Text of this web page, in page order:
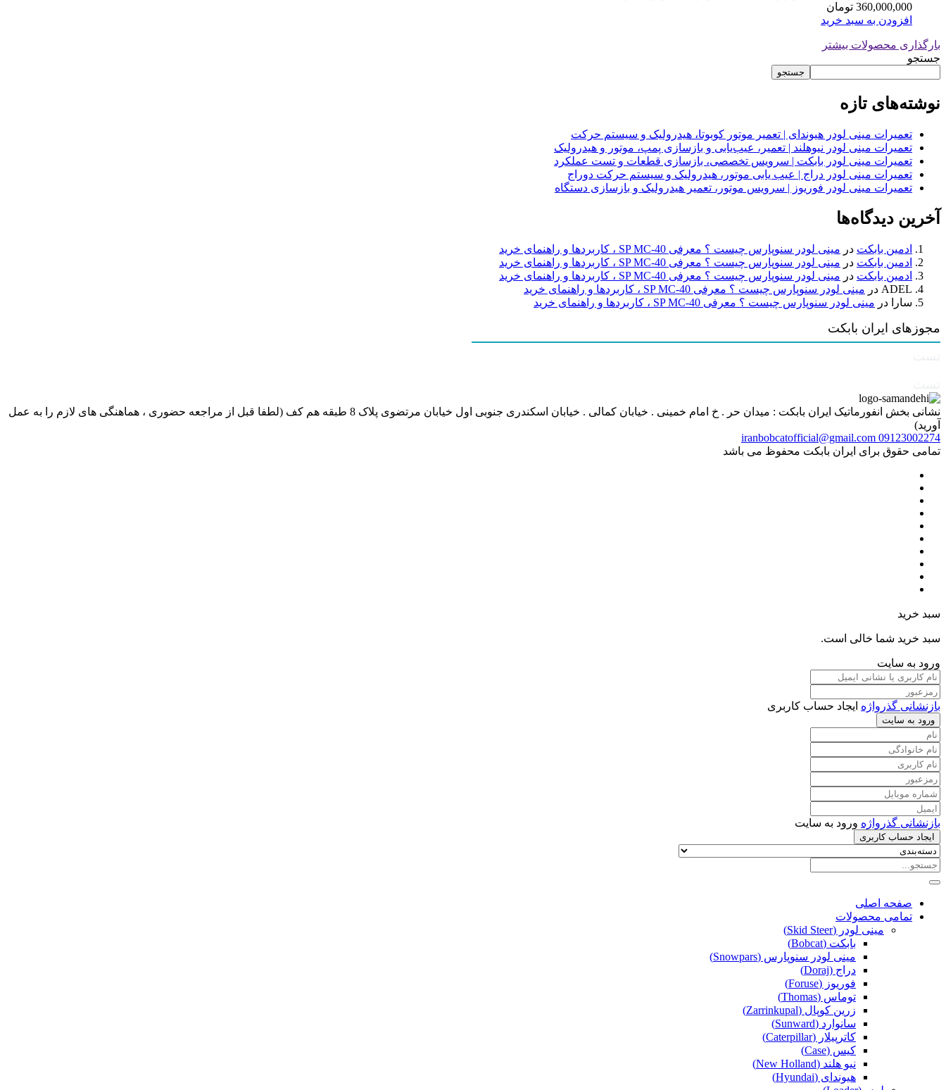
360,000,000 تومان
افزودن به سبد خرید
بارگذاری محصولات بیشتر
جستجو
جستجو
نوشته‌های تازه
تعمیرات مینی لودر هیوندای | تعمیر موتور کوبوتا، هیدرولیک و سیستم حرکت
تعمیرات مینی لودر نیوهلند | تعمیر، عیب‌یابی و بازسازی پمپ، موتور و هیدرولیک
تعمیرات مینی لودر بابکت | سرویس تخصصی، بازسازی قطعات و تست عملکرد
تعمیرات مینی لودر دراج | عیب یابی موتور، هیدرولیک و سیستم حرکت دوراج
تعمیرات مینی لودر فوریوز | سرویس موتور، تعمیر هیدرولیک و بازسازی دستگاه
آخرین دیدگاه‌ها
ادمین بابکت در مینی لودر سنوپارس چیست ؟ معرفی SP MC-40 ، کاربردها و راهنمای خرید
ادمین بابکت در مینی لودر سنوپارس چیست ؟ معرفی SP MC-40 ، کاربردها و راهنمای خرید
ادمین بابکت در مینی لودر سنوپارس چیست ؟ معرفی SP MC-40 ، کاربردها و راهنمای خرید
ADEL در مینی لودر سنوپارس چیست ؟ معرفی SP MC-40 ، کاربردها و راهنمای خرید
سارا
در مینی لودر سنوپارس چیست ؟ معرفی SP MC-40 ، کاربردها و راهنمای خرید
مجوزهای ایران بابکت
نشانی بخش انفورماتیک ایران بابکت : میدان حر . خ امام خمینی . خیابان کمالی . خیابان اسکندری جنوبی اول خیابان مرتضوی پلاک 8 طبقه هم کف (لطفا قبل از مراجعه حضوری ، هماهنگی های لازم را به عمل
آورید)
09123002274
iranbobcatofficial@gmail.com
تمامی حقوق برای ایران بابکت محفوظ می باشد
سبد خرید
سبد خرید شما خالی است.
ورود به سایت
بازنشانی گذرواژه ایجاد حساب کاربری
ورود به سایت
بازنشانی گذرواژه ورود به سایت
ایجاد حساب کاربری
صفحه اصلی
تمامی محصولات
مینی لودر (Skid Steer)
بابکت (Bobcat)
مینی لودر سنوپارس (Snowpars)
دراج (Doraj)
فوریوز (Foruse)
توماس (Thomas)
زرین کوپال (Zarrinkupal)
سانوارد (Sunward)
کاترپیلار (Caterpillar)
کیس (Case)
نیو هلند (New Holland)
هیوندای (Hyundai)